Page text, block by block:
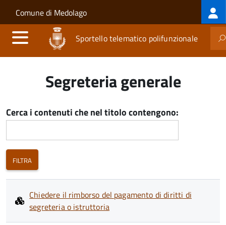
Salta al contenuto principale
Skip to site navigation
Comune di Medolago
Sportello telematico polifunzionale
Segreteria generale
Cerca i contenuti che nel titolo contengono:
Chiedere il rimborso del pagamento di diritti di
segreteria o istruttoria